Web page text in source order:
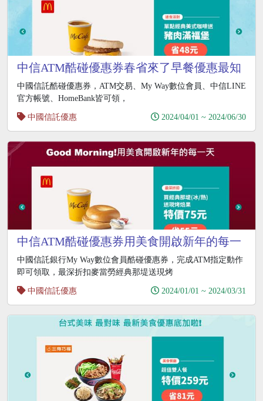
中信ATM酷碰優惠券春省來了早餐優惠最知
道
中國信託酷碰優惠券，ATM交易、My Way數位會員、中信LINE
官方帳號、HomeBank皆可領，
中國信託優惠
2024/04/01 ~ 2024/06/30
中信ATM酷碰優惠券用美食開啟新年的每一
天
中國信託銀行My Way數位會員酷碰優惠券，完成ATM指定動作
即可領取，最深折扣麥當勞經典那堤送現烤
中國信託優惠
2024/01/01 ~ 2024/03/31